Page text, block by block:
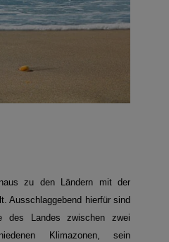
zu den Ländern mit der
Ausschlaggebend hierfür sind
des Landes zwischen zwei
Klimazonen, sein